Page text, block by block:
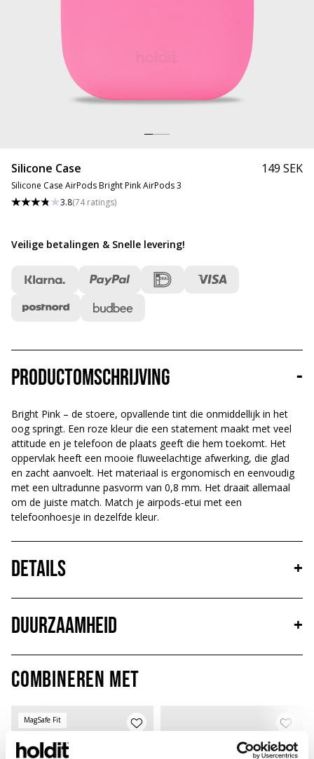
Silicone Case
Silicone Case AirPods Bright Pink AirPods 3
3.8(74 ratings)
149 SEK
Veilige betalingen & Snelle levering!
Productomschrijving -
Bright Pink – de stoere, opvallende tint die onmiddellijk in het
oog springt. Een roze kleur die een statement maakt met veel
attitude en je telefoon de plaats geeft die hem toekomt. Het
oppervlak heeft een mooie fluweelachtige afwerking, die glad
en zacht aanvoelt. Het materiaal is ergonomisch en eenvoudig
met een ultradunne pasvorm van 0,8 mm. Het draait allemaal
om de juiste match. Match je airpods-etui met een
telefoonhoesje in dezelfde kleur.
Details +
Duurzaamheid
+
Combineren met
MagSafe Fit